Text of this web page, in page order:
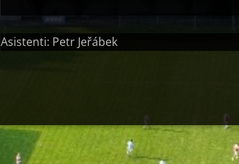
Asistenti: Petr Jeřábek